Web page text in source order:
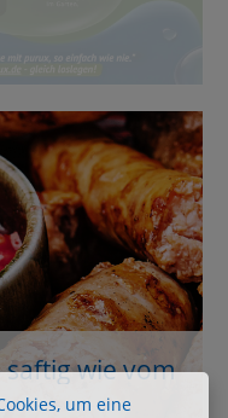
auf die neue Saison
bringen
wieder […]
wie vom
um eine